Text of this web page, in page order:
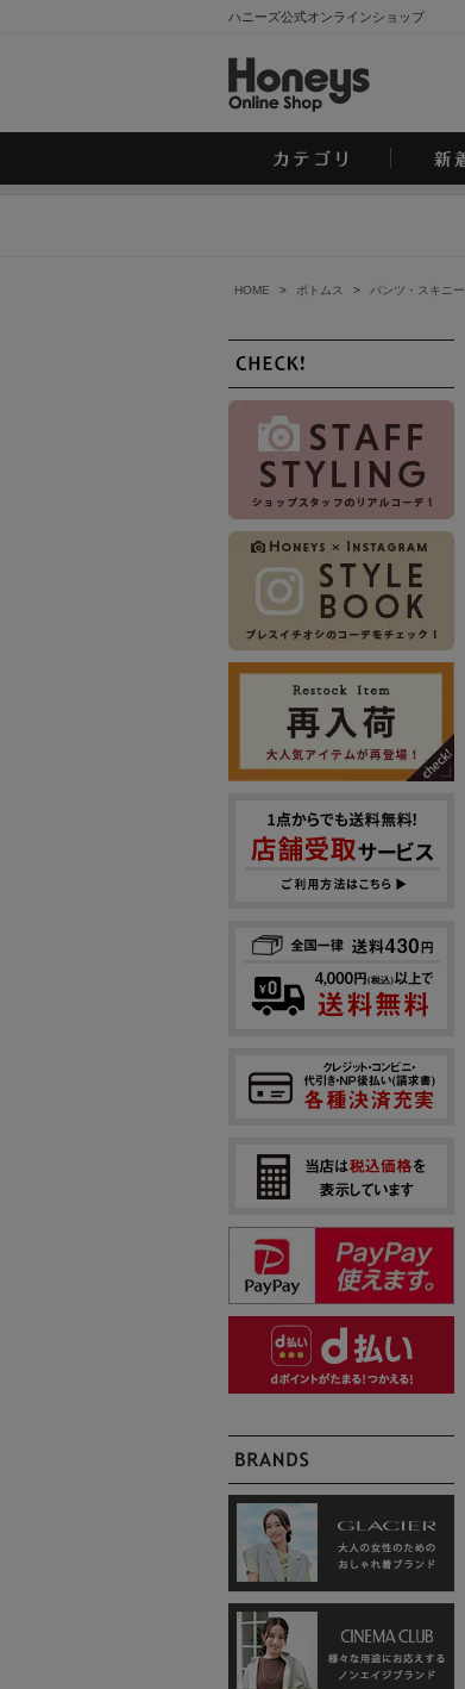
ハニーズ公式オンラインショップ
HOME > ボトムス > パンツ・スキニー